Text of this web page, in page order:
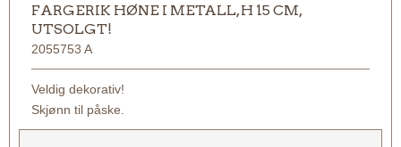
FARGERIK HØNE I METALL, H 15 CM,
UTSOLGT!
2055753 A
Veldig dekorativ!
Skjønn til påske.